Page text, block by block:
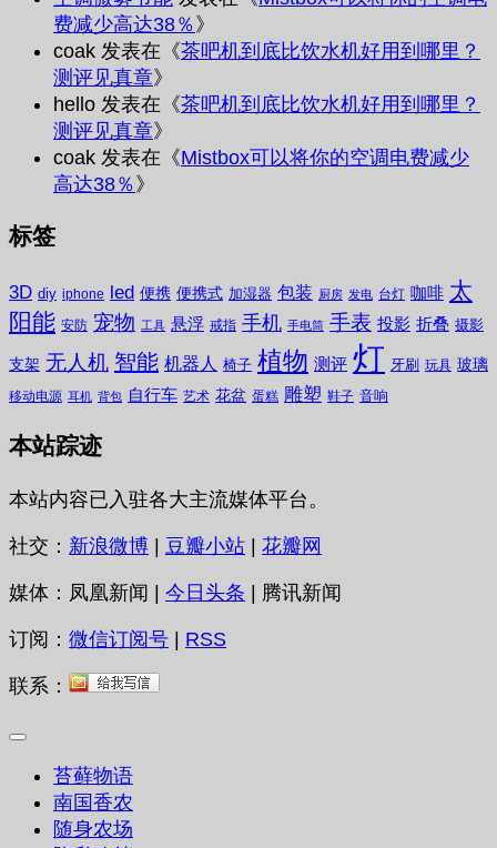
费减少高达38％ 》
coak 发表在《茶吧机到底比饮水机好用到哪里？
测评见真章》
hello 发表在《茶吧机到底比饮水机好用到哪里？
测评见真章》
coak 发表在《Mistbox可以将你的空调电费减少
高达38％ 》
标签
3D diy iphone led 便携 便携式 加湿器 包装 厨房 发电 台灯 咖啡 太
阳能 安防 宠物 工具 悬浮 戒指 手机 手电筒 手表 投影 折叠 摄影
支架 无人机 智能 机器人 椅子 植物 测评 灯 牙刷 玩具 玻璃
移动电源 耳机 背包 自行车 艺术 花盆 蛋糕 雕塑 鞋子 音响
本站踪迹
本站内容已入驻各大主流媒体平台。
社交： 新浪微博 | 豆瓣小站 | 花瓣网
媒体：凤凰新闻 | 今日头条 | 腾讯新闻
订阅： 微信订阅号 | RSS
联系：
苔藓物语
南国香农
随身农场